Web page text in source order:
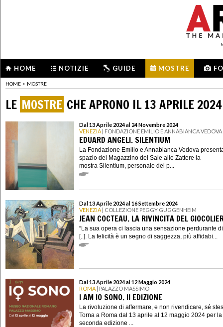
HOME NOTIZIE GUIDE MOSTRE
HOME > MOSTRE
LE MOSTRE CHE APRONO IL 13 APRILE 2024
Dal 13 Aprile 2024 al 24 Novembre 2024
VENEZIA | FONDAZIONE EMILIO E ANNABIANCA VEDOVA
EDUARD ANGELI. SILENTIUM
La Fondazione Emilio e Annabianca Vedova
spazio del Magazzino del Sale alle Zattere la
mostra Silentium, personale del p...
Dal 13 Aprile 2024 al 16 Settembre 2024
VENEZIA | COLLEZIONE PEGGY GUGGENHEIM
JEAN COCTEAU. LA RIVINCITA DEL
“La sua opera ci lascia una sensazione perdurante
[..]. La felicità è un segno di saggezza, più affidabi...
Dal 13 Aprile 2024 al 12 Maggio 2024
ROMA | PALAZZO MASSIMO
I AM IO SONO. II EDIZIONE
La rivoluzione di affermare, e non rivendicare, sé
Torna a Roma dal 13 aprile al 12 maggio 2024 per la
seconda edizione ...